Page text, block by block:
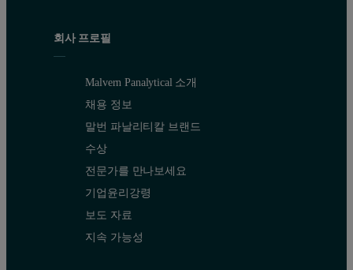
회사 프로필
Malvern Panalytical 소개
채용 정보
말번 파날리티칼 브랜드
수상
전문가를 만나보세요
기업윤리강령
보도 자료
지속 가능성